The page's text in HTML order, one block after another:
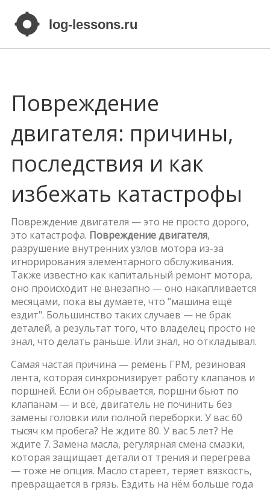
Повреждение
двигателя: причины,
последствия и как
избежать катастрофы
Повреждение двигателя — это не просто дорого,
это катастрофа. Повреждение двигателя,
разрушение внутренних узлов мотора из-за
игнорирования элементарного обслуживания.
Также известно как капитальный ремонт мотора,
оно происходит не внезапно — оно накапливается
месяцами, пока вы думаете, что "машина ещё
ездит". Большинство таких случаев — не брак
деталей, а результат того, что владелец просто не
знал, что делать раньше. Или знал, но откладывал.
Самая частая причина — ремень ГРМ, резиновая
лента, которая синхронизирует работу клапанов и
поршней. Если он обрывается, поршни бьют по
клапанам — и всё, двигатель не починить без
замены головки или полной переборки. У вас 60
тысяч км пробега? Не ждите 80. У вас 5 лет? Не
ждите 7. Замена масла, регулярная смена смазки,
которая защищает детали от трения и перегрева
— тоже не опция. Масло стареет, теряет вязкость,
превращается в грязь. Ездить на нём больше года